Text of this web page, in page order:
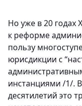
Но уже в 20 годах
к реформе
пользу
юрисдикции с
инстанциями /1/.
десятилетий это